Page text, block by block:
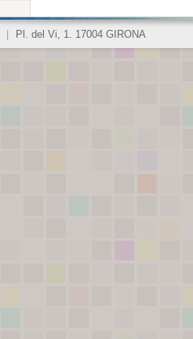
Pl. del Vi, 1. 17004 GIRONA